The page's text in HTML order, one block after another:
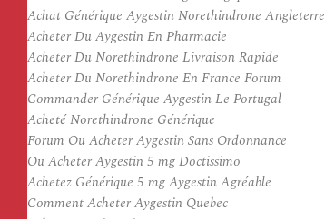
Achat Générique Aygestin Norethindrone Angleterre
Acheter Du Aygestin En Pharmacie
Acheter Du Norethindrone Livraison Rapide
Acheter Du Norethindrone En France Forum
Commander Générique Aygestin Le Portugal
Acheté Norethindrone Générique
Forum Ou Acheter Aygestin Sans Ordonnance
Ou Acheter Aygestin 5 mg Doctissimo
Achetez Générique 5 mg Aygestin Agréable
Comment Acheter Aygestin Quebec